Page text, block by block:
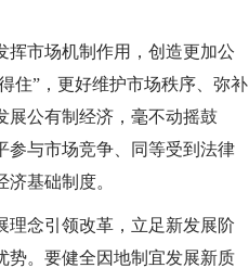
挥市场机制作用，创造更加公
住”，更好维护市场秩序、弥补
展公有制经济，毫不动摇鼓
参与市场竞争、同等受到法律
基础制度。
理念引领改革，立足新发展阶
势。要健全因地制宜发展新质